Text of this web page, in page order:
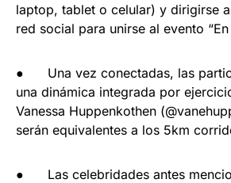
laptop, tablet o celular) y dirigirse
red social para unirse al evento “En
● Una vez conectadas, las
una dinámica integrada por
Vanessa Huppenkothen
serán equivalentes a los 5km
● Las celebridades antes